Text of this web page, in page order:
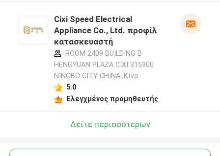
Cixi Speed Electrical
Appliance Co., Ltd. προφίλ
κατασκευαστή
ROOM 2409 BUILDING B
HENGYUAN PLAZA CIXI 315300
NINGBO CITY CHINA ,Κίνα
5.0
Ελεγχμένος προμηθευτής
Δείτε περισσότερων